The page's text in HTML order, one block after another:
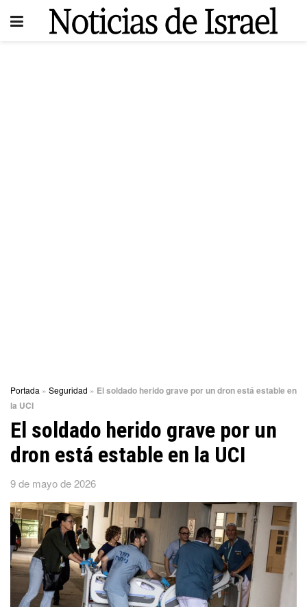
Portada » Seguridad » El soldado herido grave por un dron está estable en
la UCI
El soldado herido grave por un
dron está estable en la UCI
9 de mayo de 2026